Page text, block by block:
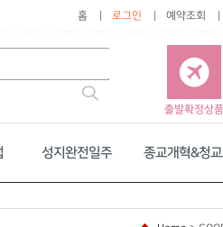
홈 로그인 예약조회
출발확정상품
성지완전일주 종교개혁&청